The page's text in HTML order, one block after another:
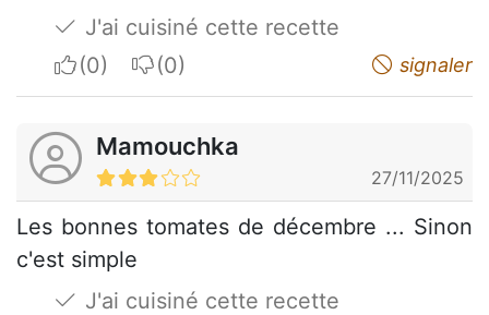
J'ai cuisiné cette recette
I apreciateI do not appreciate signaler
Mamouchka
27/11/2025
Les bonnes tomates de décembre ... Sinon
c'est simple
J'ai cuisiné cette recette